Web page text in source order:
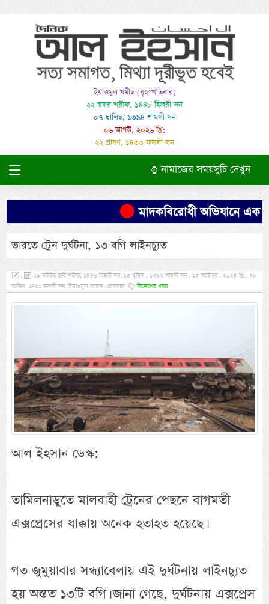
ইয়াওমুল খমীছ (বৃহস্পতিবার)
২২ ছফর শরীফ, ১৪৪৮ হিজরী সন
০৭ ছালিছ, ১৩৯৪ শামসী সন
০৬ আগস্ট, ২০২৬ খ্রি:
২২ শ্রাবণ, ১৪৩৩ ফসলী সন
নামাজের সময়সুচি দেখুন
মাদকবিরোধী অভিযানে এক
ভারতে ট্রেন দুর্ঘটনা, ১৩ বগি লাইনচ্যুত
,
০৯ রবীউছ ছানী শরীফ, ১৪৪৬ হিজরী সন, ১৫ খ্বমিস , ১৩৯২ শামসী সন , ১৩ অক্টোবর , ২০২৪ খ্রি:, ২৮
আশ্বিন, ১৪৩১ ফসলী সন, ইয়াওমুল আহাদ (রোববার)
বিদেশের খবর
আল ইহসান ডেস্ক:
তামিলনাডুতে মালবাহী ট্রেনের পেছনে বাগমতী
এক্সপ্রেসের ধাক্কায় অনেক হতাহত হয়েছে।
গত জুমুয়াবার সন্ধ্যাবেলায় এই দুর্ঘটনায় লাইনচ্যুত
হয় অন্তত ১৩টি বগি। জানা গেছে, দুর্ঘটনায় এক্সপ্রেস